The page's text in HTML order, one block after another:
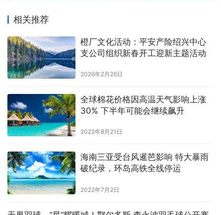
相关推荐
橙厂文化活动：平安产险绍兴中心
支公司组织新春开工迎新主题活动
2026年2月26日
全球棉花价格因高温天气影响上涨
30% 下半年可能会继续飙升
2022年8月21日
海南三亚受台风暹芭影响 特大暴雨
破纪录，环岛高铁全线停运
2022年7月2日